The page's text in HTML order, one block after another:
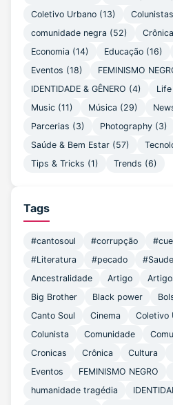
Coletivo Urbano (13) Colunistas
comunidade negra (52) Crônica
Economia (14) Educação (16)
Eventos (18) FEMINISMO
IDENTIDADE & GÊNERO (4)
Music (11) Música (29)
Parcerias (3) Photography (3)
Saúde & Bem Estar (57)
Tips & Tricks (1) Trends (6)
Tags
#cantosoul #corrupção
#Literatura
#pecado #Saude
Ancestralidade
Artigo
Big Brother
Black power
Canto Soul
Cinema Coletivo
Colunista
Comunidade
Cronicas
Crônica Cultura
Eventos
FEMINISMO NEGRO
humanidade tragédia